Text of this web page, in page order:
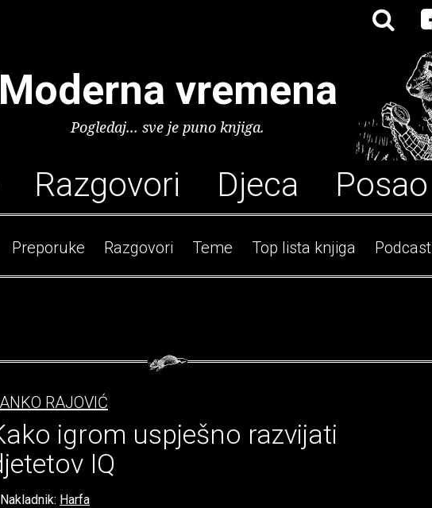
Moderna vremena
Pogledaj... sve je puno knjiga.
Razgovori Djeca Posao
Preporuke Razgovori Teme Top lista knjiga Podcast
RAJOVIĆ
igrom uspješno razvijati
IQ
Nakladnik: Harfa